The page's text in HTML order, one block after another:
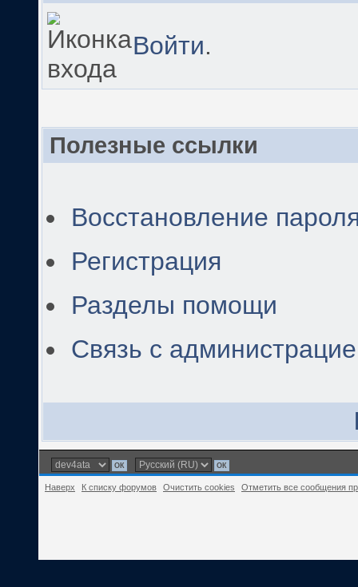
Войти.
Полезные ссылки
Восстановление
Регистрация
Разделы помощи
Связь с
Наверх К списку форумов Очистить cookies Отметить все сообщения